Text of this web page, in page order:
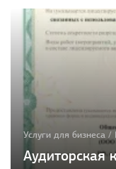
Услуги для бизнеса
Аудиторская